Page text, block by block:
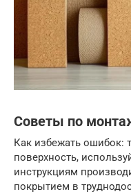
Советы по
Как избежать ошибок:
поверхность,
инструкциям
покрытием в